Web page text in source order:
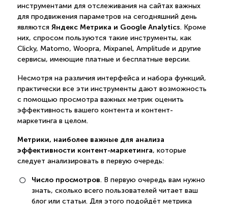
инструментами для отслеживания на сайтах важных
для продвижения параметров на сегодняшний день
являются Яндекс Метрика и Google Analytics. Кроме
них, спросом пользуются такие инструменты, как
Clicky, Matomo, Woopra, Mixpanel, Amplitude и другие
сервисы, имеющие платные и бесплатные версии.
Несмотря на различия интерфейса и набора функций,
практически все эти инструменты дают возможность
с помощью просмотра важных метрик оценить
эффективность вашего контента и контент-
маркетинга в целом.
Метрики, наиболее важные для анализа
эффективности контент-маркетинга, которые
следует анализировать в первую очередь:
Число просмотров. В первую очередь вам нужно
знать, сколько всего пользователей читает ваш
блог или статьи. Для этого подойдёт метрика